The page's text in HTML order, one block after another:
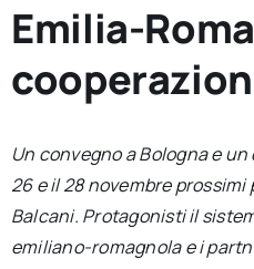
Emilia-
Un convegno a Bologna e
26 e il 28 novembre
Balcani. Protagonisti il
emiliano-romagnola e i